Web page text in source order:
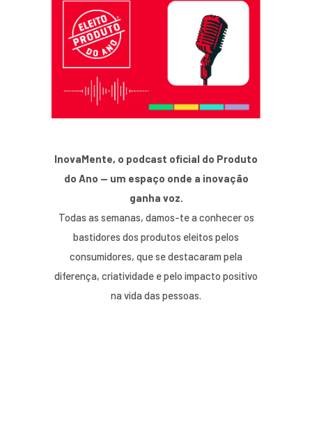
InovaMente, o podcast oficial do Produto
do Ano — um espaço onde a inovação
ganha voz.
Todas as semanas, damos-te a conhecer os
bastidores dos produtos eleitos pelos
consumidores, que se destacaram pela
diferença, criatividade e pelo impacto positivo
na vida das pessoas.